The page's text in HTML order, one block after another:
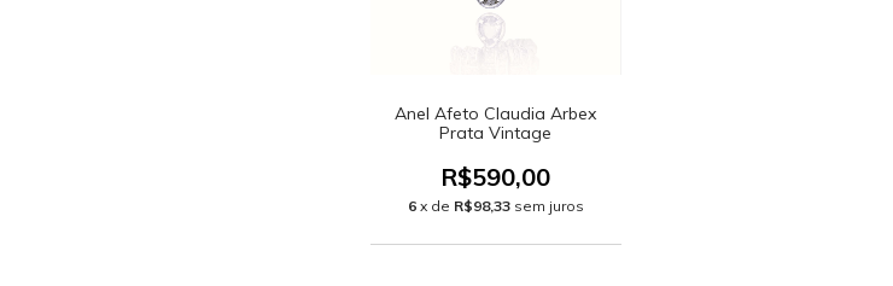
Anel Afeto Claudia Arbex
Prata Vintage
R$590,00
6 x de R$98,33 sem juros